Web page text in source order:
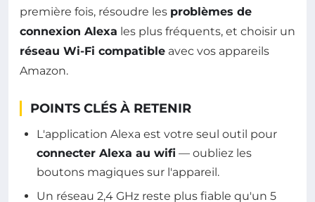
première fois, résoudre les problèmes de
connexion Alexa les plus fréquents, et choisir un
réseau Wi-Fi compatible avec vos appareils
Amazon.
POINTS CLÉS À RETENIR
L'application Alexa est votre seul outil pour
connecter Alexa au wifi — oubliez les
boutons magiques sur l'appareil.
Un réseau 2,4 GHz reste plus fiable qu'un 5